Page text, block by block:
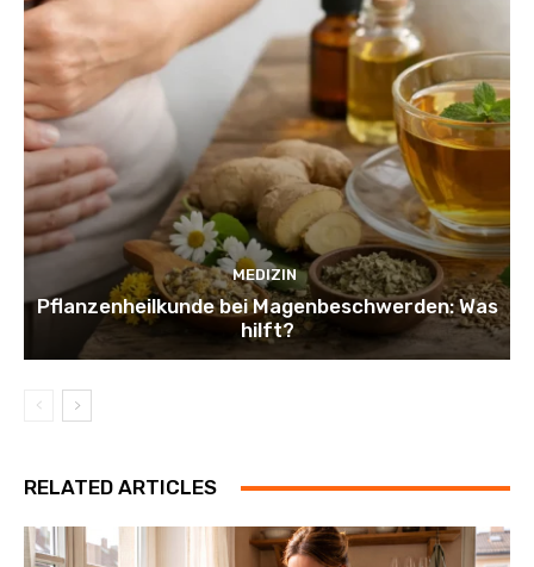
MEDIZIN
Pflanzenheilkunde bei Magenbeschwerden: Was
hilft?
RELATED ARTICLES